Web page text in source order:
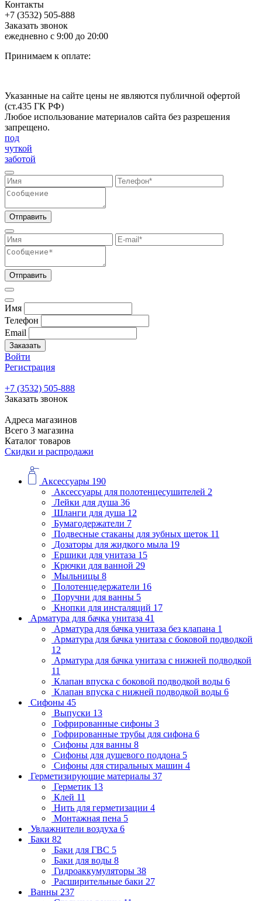
Контакты
+7 (3532) 505-888
Заказать звонок
ежедневно с 9:00 до 20:00
Принимаем к оплате:
Указанные на сайте цены не являются публичной офертой
(ст.435 ГК РФ)
Любое использование материалов сайта без разрешения
запрещено.
под
чуткой
заботой
Отправить
Отправить
Имя
Телефон
Email
Заказать
Войти
Регистрация
+7 (3532) 505-888
Заказать звонок
Адреса магазинов
Всего 3 магазина
Каталог товаров
Скидки и распродажи
Аксессуары 190
Аксессуары для полотенцесушителей 2
Лейки для душа 36
Шланги для душа 12
Бумагодержатели 7
Подвесные стаканы для зубных щеток 11
Дозаторы для жидкого мыла 19
Ершики для унитаза 15
Крючки для ванной 29
Мыльницы 8
Полотенцедержатели 16
Поручни для ванны 5
Кнопки для инсталяций 17
Арматура для бачка унитаза 41
Арматура для бачка унитаза без клапана 1
Арматура для бачка унитаза с боковой подводкой
12
Арматура для бачка унитаза с нижней подводкой
11
Клапан впуска с боковой подводкой воды 6
Клапан впуска с нижней подводкой воды 6
Сифоны 45
Выпуски 13
Гофрированные сифоны 3
Гофрированные трубы для сифона 6
Сифоны для ванны 8
Сифоны для душевого поддона 5
Сифоны для стиральных машин 4
Герметизирующие материалы 37
Герметик 13
Клей 11
Нить для герметизации 4
Монтажная пена 5
Увлажнители воздуха 6
Баки 82
Баки для ГВС 5
Баки для воды 8
Гидроаккумуляторы 38
Расширительные баки 27
Ванны 237